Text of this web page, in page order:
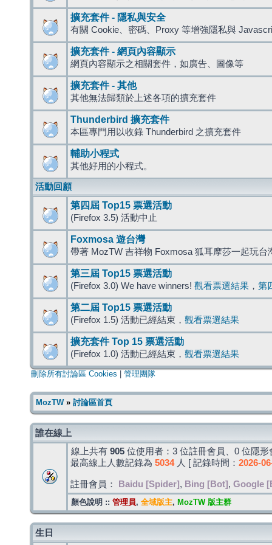
擴充套件 - 隱私與安全
有關 Cookie、密碼、Proxy 等增強隱私與
擴充套件 - 網頁內容顯示
網頁內容顯示之相關套件，如廣告、圖像等
擴充套件 - 其他
其他無法歸類於上述各項的擴充套件
Thunderbird 擴充套件
本區專門用以收錄 Thunderbird 之擴充套件
輔助小程式
其他好用的小程式。
活動回顧
第四屆 Top15 票選活動
(Firefox 3.5) 活動中止
Foxmosa 遊台灣
帶著 MozTW 吉祥物 Foxmosa 狐耳摩莎一起玩台
第三屆 Top15 票選活動
(Firefox 3.0) We have winners! 觀看票選結果 ， 第
第二屆 Top15 票選活動
(Firefox 1.5) 活動已經結束， 觀看票選結果
擴充套件 Top 15 票選活動
(Firefox 1.0) 活動已經結束， 觀看票選結果
刪除所有討論區 Cookies 管理團隊
MozTW» 討論區首頁
誰在線上
線上共有 905 位使用者：3 位註冊會員、0 位隱
最高線上人數記錄為 5034人 [ 記錄時間： 2026-
註冊會員： Baidu [Spider] , Bing [Bot] , Google
顏色說明 :: 管理員, 全域版主, MozTW 版主群
生日